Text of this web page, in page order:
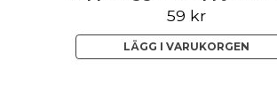
59 kr
LÄGG I VARUKORGEN